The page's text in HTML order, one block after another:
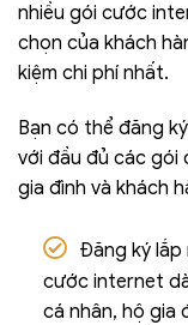
nhiều gói cước
chọn của khách
kiệm chi phí nhất.
Bạn có thể đăng
với đầu đủ các gói
gia đình và khách
Đăng ký lắp
cước internet
cá nhân, hộ gia